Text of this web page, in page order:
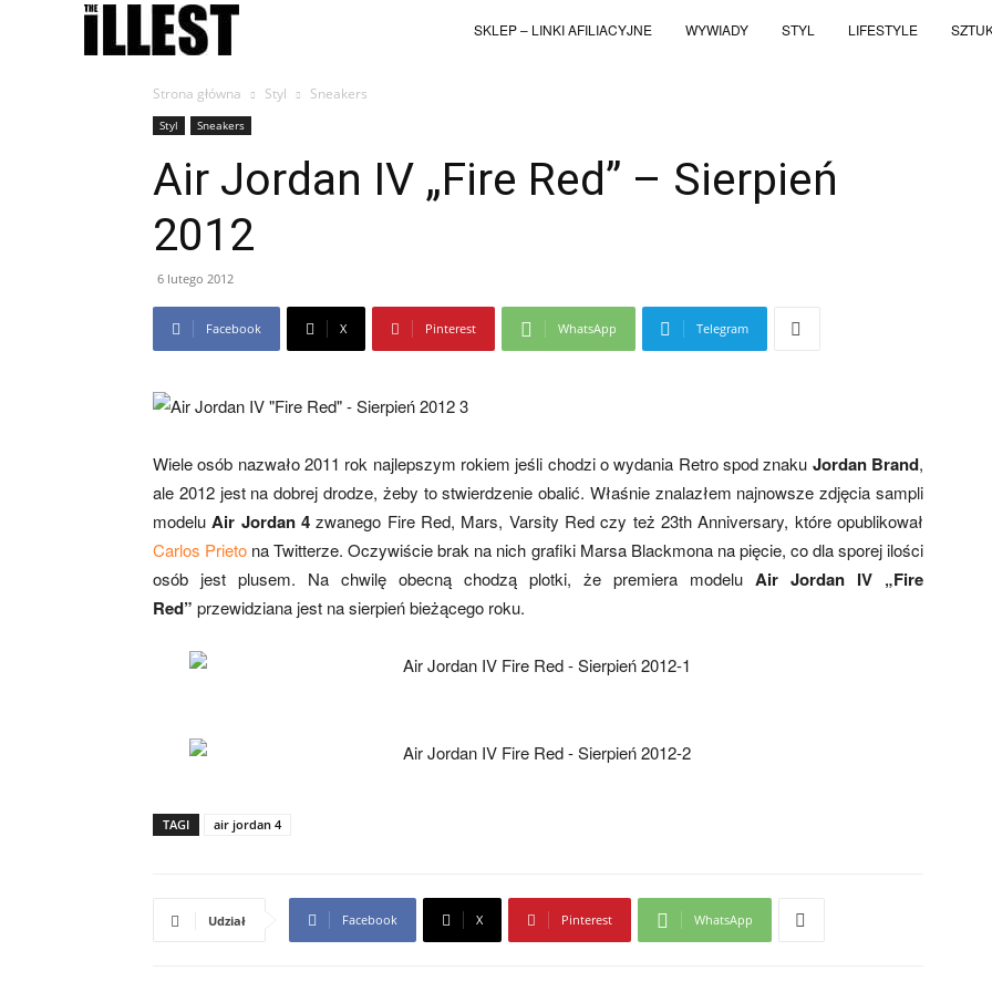
SKLEP – LINKI AFILIACYJNE WYWIADY STYL LIFESTYLE
Strona główna Styl Sneakers
Styl Sneakers
Air Jordan IV „Fire Red” – Sierpień
2012
6 lutego 2012
Facebook X Pinterest WhatsApp Telegram
Wiele osób nazwało 2011 rok najlepszym rokiem jeśli chodzi o wydania Retro spod znaku Jordan Brand,
ale 2012 jest na dobrej drodze, żeby to stwierdzenie obalić. Właśnie znalazłem najnowsze zdjęcia sampli
modelu Air Jordan 4 zwanego Fire Red, Mars, Varsity Red czy też 23th Anniversary, które opublikował
Carlos Prieto na Twitterze. Oczywiście brak na nich grafiki Marsa Blackmona na pięcie, co dla sporej ilości
osób jest plusem. Na chwilę obecną chodzą plotki, że premiera modelu Air Jordan IV „Fire
Red” przewidziana jest na sierpień bieżącego roku.
TAGI air jordan 4
Udział Facebook X Pinterest WhatsApp